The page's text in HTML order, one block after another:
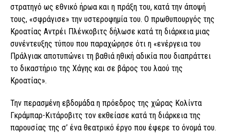
στρατηγό ως εθνικό ήρωα και η πράξη του, κατά την άποψή
τους, «σφράγισε» την υστεροφημία του. Ο πρωθυπουργός της
Κροατίας Αντρέι Πλένκοβιτς δήλωσε κατά τη διάρκεια μιας
συνέντευξης τύπου που παραχώρησε ότι η «ενέργεια του
Πράλγιακ αποτυπώνει τη βαθιά ηθική αδικία που διαπράττει
το δικαστήριο της Χάγης και σε βάρος του λαού της
Κροατίας».
Την περασμένη εβδομάδα η πρόεδρος της χώρας Κολίντα
Γκράμπαρ-Κιτάροβιτς τον εκθείασε κατά τη διάρκεια της
παρουσίας της σ’ ένα θεατρικό έργο που έφερε το όνομά του.